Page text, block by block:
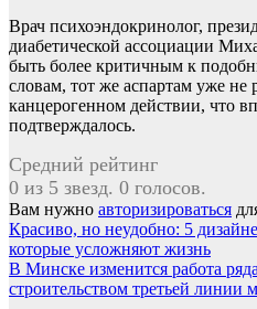
Врач психоэндокринолог,
диабетической ассоциации
быть более критичным к
cловам, тот же аспартам уже не
канцерогенном действии, что
подтверждалось.
Средний рейтинг
0 из 5 звезд. 0 голосов.
Вам нужно авторизироваться
Навигация
по
записям
Красиво, но неудобно: 5
которые усложняют жизнь
В Минске изменится работа
строительством третьей линии